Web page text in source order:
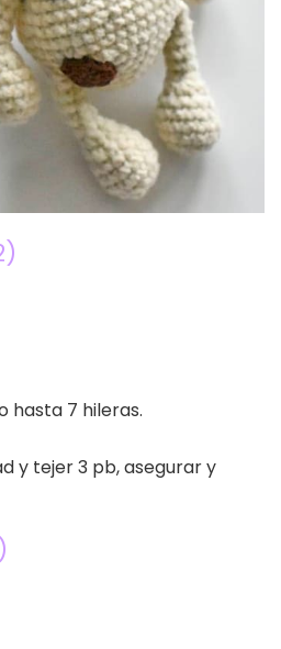
hasta 7 hileras.
y tejer 3 pb, asegurar y